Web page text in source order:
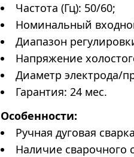
Частота (Гц): 50/60;
Номинальный
Диапазон
Напряжение
Диаметр электрода/
Гарантия: 24 мес.
Особенности:
Ручная дуговая
Наличие сварочного